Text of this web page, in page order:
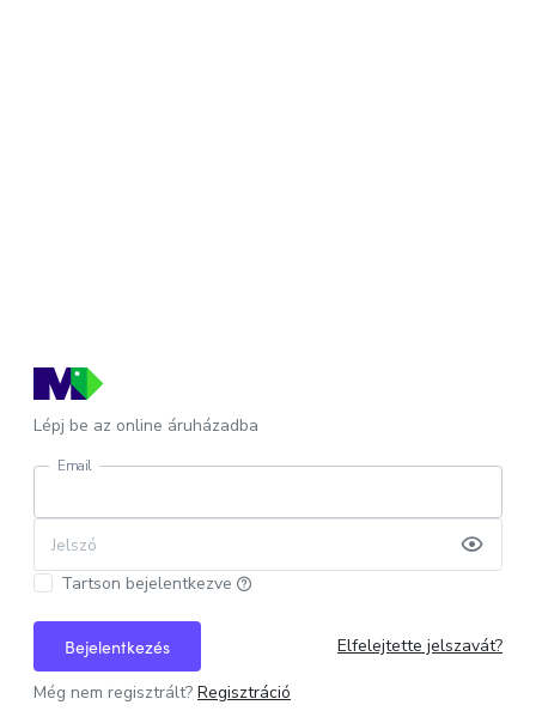
Lépj be az online áruházadba
Email
Jelszó
Tartson bejelentkezve
Bejelentkezés Elfelejtette jelszavát?
Még nem regisztrált? Regisztráció